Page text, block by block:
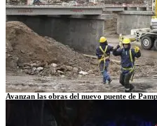
Avanzan las obras del nuevo puente de